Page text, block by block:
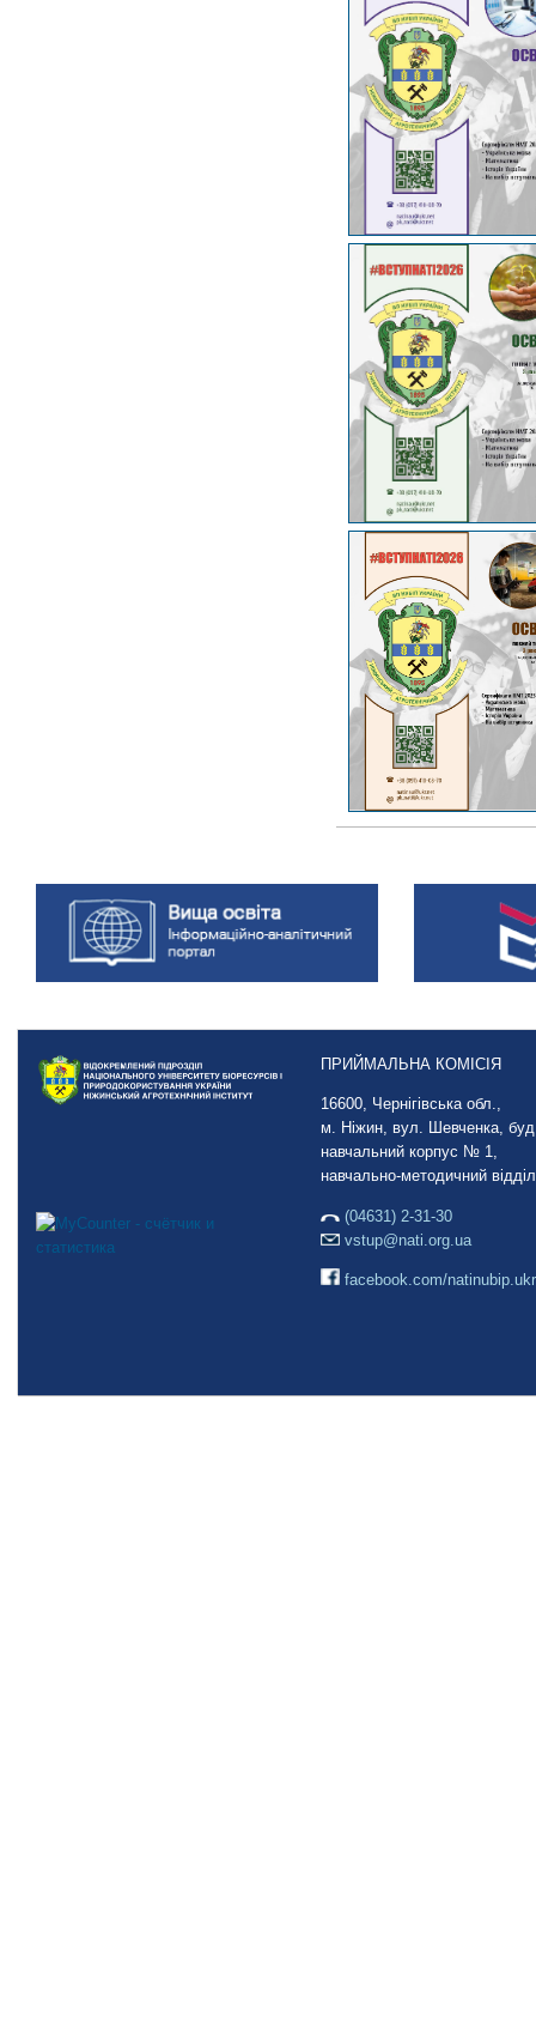
ПРИЙМАЛЬНА КОМІСІЯ
16600, Чернігівська обл.,
м. Ніжин, вул. Шевченка,
навчальний корпус № 1,
навчально-методичний
(04631) 2-31-30
vstup@nati.org.ua
facebook.com/natinubip.ukr